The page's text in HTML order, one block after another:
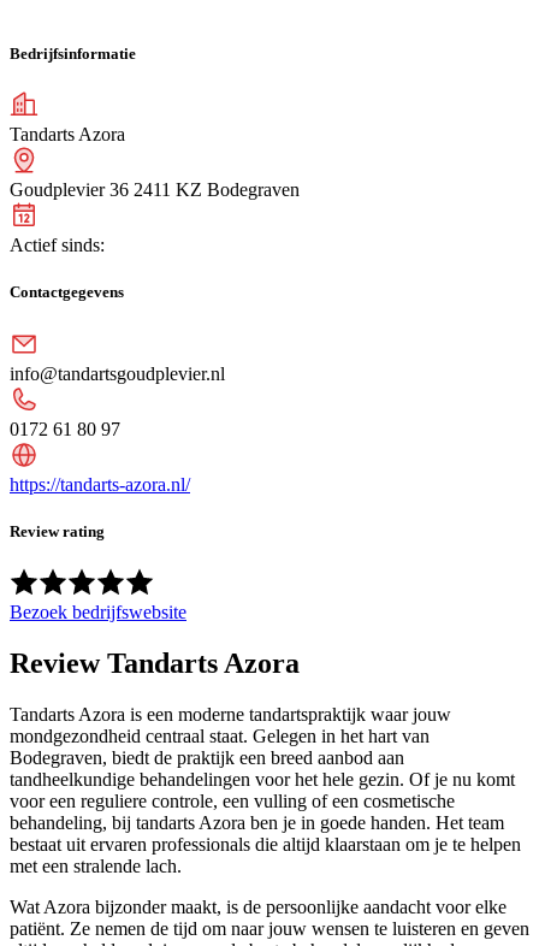
Bedrijfsinformatie
Tandarts Azora
Goudplevier 36 2411 KZ Bodegraven
Actief sinds:
Contactgegevens
info@tandartsgoudplevier.nl
0172 61 80 97
https://tandarts-azora.nl/
Review rating
Bezoek bedrijfswebsite
Review Tandarts Azora
Tandarts Azora is een moderne tandartspraktijk waar jouw
mondgezondheid centraal staat. Gelegen in het hart van
Bodegraven, biedt de praktijk een breed aanbod aan
tandheelkundige behandelingen voor het hele gezin. Of je nu komt
voor een reguliere controle, een vulling of een cosmetische
behandeling, bij tandarts Azora ben je in goede handen. Het team
bestaat uit ervaren professionals die altijd klaarstaan om je te helpen
met een stralende lach.
Wat Azora bijzonder maakt, is de persoonlijke aandacht voor elke
patiënt. Ze nemen de tijd om naar jouw wensen te luisteren en geven